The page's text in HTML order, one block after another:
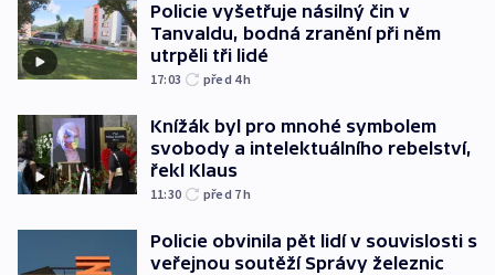
Policie vyšetřuje násilný čin v
Tanvaldu, bodná zranění při něm
utrpěli tři lidé
17:03 před 4h
Knížák byl pro mnohé symbolem
svobody a intelektuálního rebelství,
řekl Klaus
11:30 před 7h
Policie obvinila pět lidí v souvislosti s
veřejnou soutěží Správy železnic